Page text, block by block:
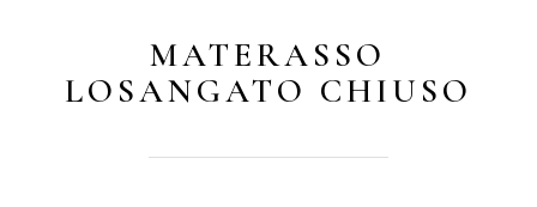
MATERASSO
LOSANGATO CHIUSO